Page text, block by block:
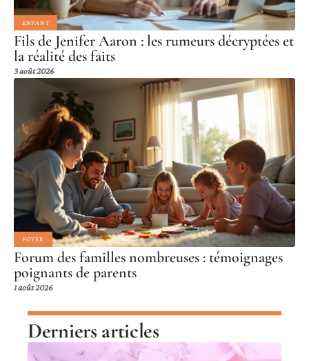
ENFANT
Fils de Jenifer Aaron : les rumeurs décryptées et
la réalité des faits
3 août 2026
FOYER
Forum des familles nombreuses : témoignages
poignants de parents
1 août 2026
Derniers articles